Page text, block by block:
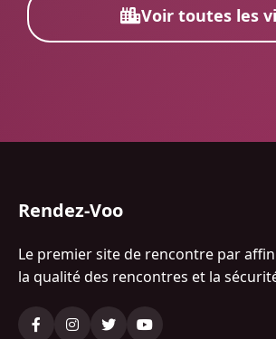
Voir toutes les
Rendez-Voo
Le premier site de rencontre par
la qualité des rencontres et la